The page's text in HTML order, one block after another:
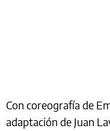
Con coreografía de
adaptación de Juan